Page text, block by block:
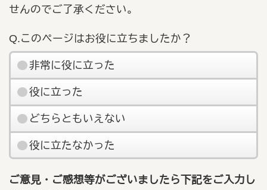
せんのでご了承ください。
Q.このページはお役に立ちましたか？
非常に役に立った
役に立った
どちらともいえない
役に立たなかった
ご意見・ご感想等がございましたら下記をご入力し